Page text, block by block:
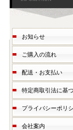
お知らせ
ご購入の流れ
配送・お支払い
特定商取引法に基
プライバシーポリ
会社案内